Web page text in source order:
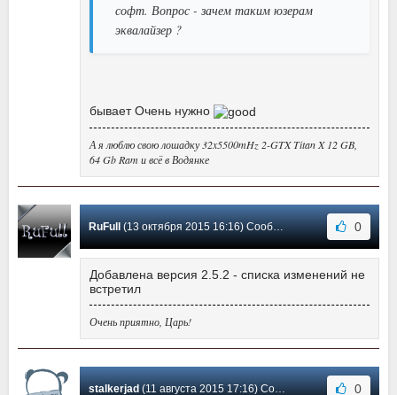
софт. Вопрос - зачем таким юзерам
эквалайзер ?
бывает Очень нужно
А я люблю свою лошадку 32x5500mHz 2-GTX Titan X 12 GB,
64 Gb Ram и всё в Водянке
RuFull (13 октября 2015 16:16) Сообщение #23 0
Добавлена версия 2.5.2 - списка изменений не
встретил
Очень приятно, Царь!
stalkerjad(11 августа 2015 17:16) Сообщение #22 0